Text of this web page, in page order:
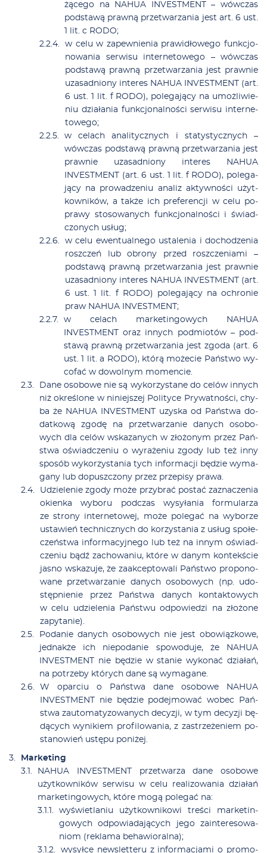
żą­ce­go na NAHUA INVESTMENT – wów­czas
pod­sta­wą praw­ną prze­twa­rza­nia jest art. 6 ust.
1 lit. c RODO;
w ce­lu w za­pew­nie­nia pra­wi­dło­we­go funk­cjo­
no­wa­nia ser­wi­su in­ter­ne­to­we­go – wów­czas
pod­sta­wą praw­ną prze­twa­rza­nia jest praw­nie
uza­sad­nio­ny in­te­res NAHUA INVESTMENT (art.
6 ust. 1 lit. f RODO), po­le­ga­ją­cy na umoż­li­wie­
niu dzia­ła­nia funk­cjo­nal­no­ści ser­wi­su in­ter­ne­
to­we­go;
w ce­lach ana­li­tycz­nych i sta­ty­stycz­nych –
wów­czas pod­sta­wą praw­ną prze­twa­rza­nia jest
praw­nie uza­sad­nio­ny in­te­res NAHUA
INVESTMENT (art. 6 ust. 1 lit. f RODO), po­le­ga­
ją­cy na pro­wa­dze­niu ana­liz ak­tyw­no­ści użyt­
kow­ni­ków, a tak­że ich pre­fe­ren­cji w ce­lu po­
pra­wy sto­so­wa­nych funk­cjo­nal­no­ści i świad­
czo­nych usług;
w ce­lu ewen­tu­al­ne­go usta­le­nia i do­cho­dze­nia
rosz­czeń lub obro­ny przed rosz­cze­nia­mi –
pod­sta­wą praw­ną prze­twa­rza­nia jest praw­nie
uza­sad­nio­ny in­te­res NAHUA INVESTMENT (art.
6 ust. 1 lit. f RODO) po­le­ga­ją­cy na ochro­nie
praw NAHUA INVESTMENT;
w ce­lach mar­ke­tin­go­wych NAHUA
INVESTMENT oraz in­nych podmio­tów – pod­
sta­wą praw­ną prze­twa­rza­nia jest zgo­da (art. 6
ust. 1 lit. a RODO), któ­rą mo­że­cie Pań­stwo wy­
co­fać w do­wol­nym mo­men­cie.
Da­ne oso­bo­we nie są wy­ko­rzy­sta­ne do ce­lów in­nych
niż okre­ślo­ne w ni­niej­szej Po­li­ty­ce Pry­wat­no­ści, chy­
ba że NAHUA INVESTMENT uzy­ska od Pań­stwa do­
dat­ko­wą zgo­dę na prze­twa­rza­nie da­nych oso­bo­
wych dla ce­lów wska­za­nych w zło­żo­nym przez Pań­
stwa oświad­cze­niu o wy­ra­że­niu zgo­dy lub też in­ny
spo­sób wy­ko­rzy­sta­nia tych in­for­ma­cji bę­dzie wy­ma­
ga­ny lub do­pusz­czo­ny przez prze­pi­sy pra­wa.
Udzie­le­nie zgo­dy mo­że przy­brać po­stać za­zna­cze­nia
okien­ka wy­bo­ru pod­czas wy­sy­ła­nia for­mu­la­rza
ze stro­ny in­ter­ne­to­wej, mo­że po­le­gać na wy­bo­rze
usta­wień tech­nicz­nych do ko­rzy­sta­nia z usług spo­łe­
czeń­stwa in­for­ma­cyj­ne­go lub też na in­nym oświad­
cze­niu bądź za­cho­wa­niu, któ­re w da­nym kon­tek­ście
ja­sno wska­zu­je, że za­ak­cep­to­wa­li Pań­stwo pro­po­no­
wa­ne prze­twa­rza­nie da­nych oso­bo­wych (np. udo­
stęp­nie­nie przez Pań­stwa da­nych kon­tak­to­wych
w ce­lu udzie­le­nia Pań­stwu od­po­wie­dzi na zło­żo­ne
za­py­ta­nie).
Po­da­nie da­nych oso­bo­wych nie jest obo­wiąz­ko­we,
jed­nak­że ich nie­poda­nie spo­wo­du­je, że NAHUA
INVESTMENT nie bę­dzie w sta­nie wy­ko­nać dzia­łań,
na po­trze­by któ­rych da­ne są wy­ma­ga­ne.
W opar­ciu o Pań­stwa da­ne oso­bo­we NAHUA
INVESTMENT nie bę­dzie po­dej­mo­wać wo­bec Pań­
stwa zauto­ma­ty­zo­wa­nych de­cy­zji, w tym de­cy­zji bę­
dą­cych wy­ni­kiem pro­fi­lo­wa­nia, z za­strze­że­niem po­
sta­no­wień ustę­pu po­ni­żej.
Mar­ke­ting
NAHUA INVESTMENT prze­twa­rza da­ne oso­bo­we
użyt­kow­ni­ków ser­wi­su w ce­lu re­ali­zo­wa­nia dzia­łań
mar­ke­tin­go­wych, któ­re mo­gą po­le­gać na:
wy­świe­tla­niu użyt­kow­ni­ko­wi tre­ści mar­ke­tin­
go­wych od­po­wia­da­ją­cych je­go za­in­te­re­so­wa­
niom (re­kla­ma be­ha­wio­ral­na);
wy­sył­ce new­slet­te­ru z in­for­ma­cja­mi o pro­mo­